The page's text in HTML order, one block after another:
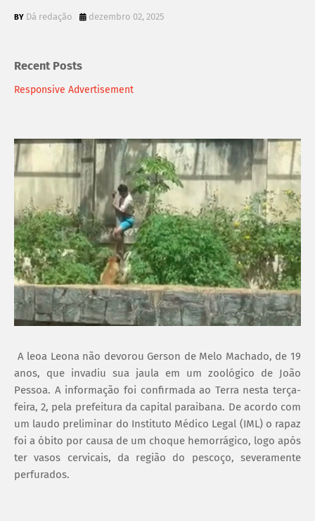
Dá redação dezembro 02, 2025
Recent Posts
Responsive Advertisement
A leoa Leona não devorou Gerson de Melo Machado, de 19
anos, que invadiu sua jaula em um zoológico de João
Pessoa. A informação foi confirmada ao Terra nesta terça-
feira, 2, pela prefeitura da capital paraibana. De acordo com
um laudo preliminar do Instituto Médico Legal (IML) o rapaz
foi a óbito por causa de um choque hemorrágico, logo após
ter vasos cervicais, da região do pescoço, severamente
perfurados.